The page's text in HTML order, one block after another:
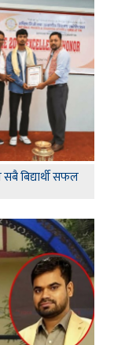
बिद्यार्थी सफल